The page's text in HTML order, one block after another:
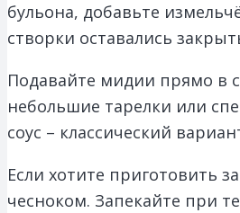
бульона, добавьте
створки оставались
Подавайте мидии прямо в
небольшие тарелки или
соус – классический
Если хотите приготовить
чесноком. Запекайте при